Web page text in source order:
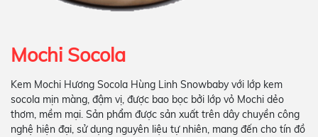
Mochi Socola
Kem Mochi Hương Socola Hùng Linh Snowbaby với lớp kem
socola mịn màng, đậm vị, được bao bọc bởi lớp vỏ Mochi dẻo
thơm, mềm mại. Sản phẩm được sản xuất trên dây chuyền công
nghệ hiện đại, sử dụng nguyên liệu tự nhiên, mang đến cho tín đồ